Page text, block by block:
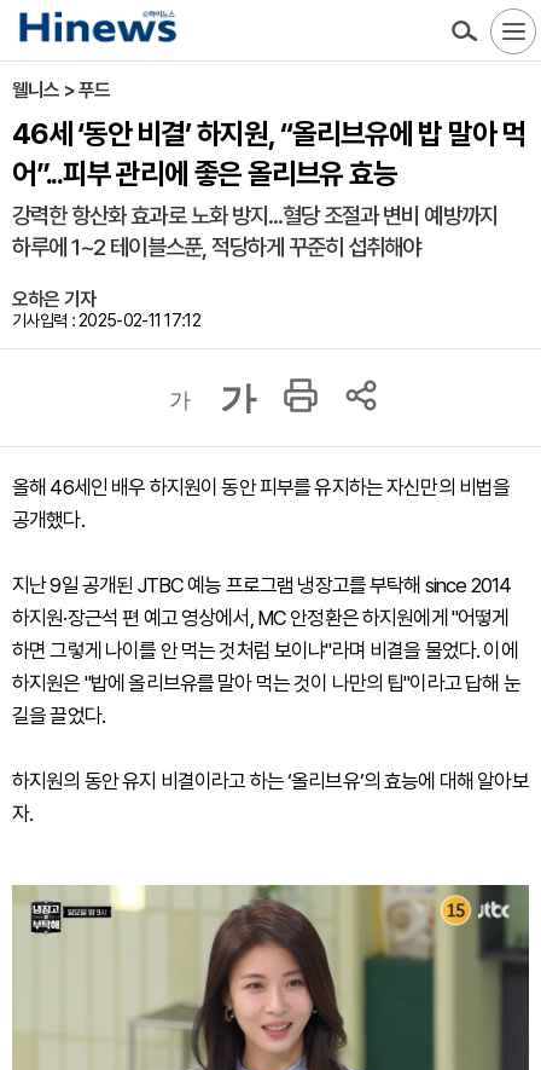
웰니스 > 푸드
46세 ‘동안 비결’ 하지원, “올리브유에 밥 말아 먹
어”...피부 관리에 좋은 올리브유 효능
강력한 항산화 효과로 노화 방지...혈당 조절과 변비 예방까지
하루에 1~2 테이블스푼, 적당하게 꾸준히 섭취해야
오하은 기자
기사입력 : 2025-02-11 17:12
가 가
올해 46세인 배우 하지원이 동안 피부를 유지하는 자신만의 비법을
공개했다.
지난 9일 공개된 JTBC 예능 프로그램 냉장고를 부탁해 since 2014
하지원·장근석 편 예고 영상에서, MC 안정환은 하지원에게 "어떻게
하면 그렇게 나이를 안 먹는 것처럼 보이냐"라며 비결을 물었다. 이에
하지원은 "밥에 올리브유를 말아 먹는 것이 나만의 팁"이라고 답해 눈
길을 끌었다.
하지원의 동안 유지 비결이라고 하는 ‘올리브유’의 효능에 대해 알아보
자.